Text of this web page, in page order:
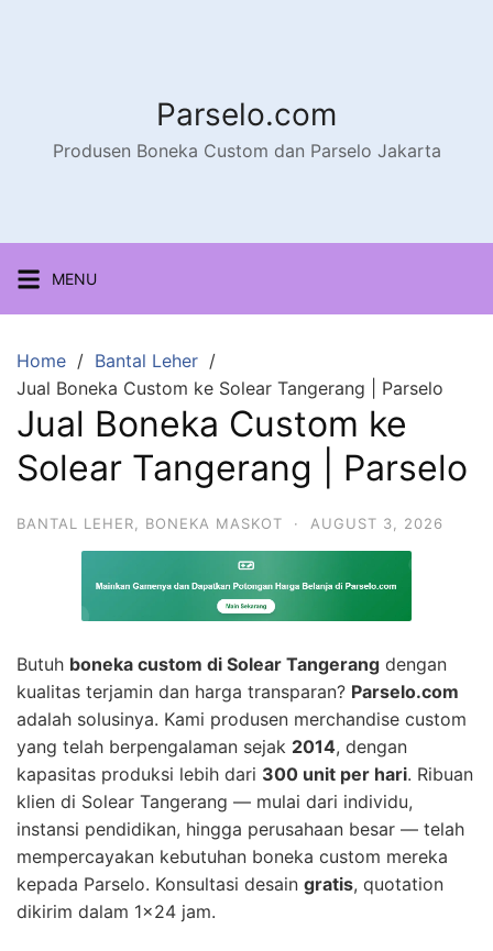
Parselo.com
Produsen Boneka Custom dan Parselo Jakarta
MENU
Home
Bantal Leher
Jual Boneka Custom ke Solear Tangerang | Parselo
Jual Boneka Custom ke
Solear Tangerang | Parselo
BANTAL LEHER BONEKA MASKOT · AUGUST 3, 2026
Butuh boneka custom di Solear Tangerang dengan
kualitas terjamin dan harga transparan? Parselo.com
adalah solusinya. Kami produsen merchandise custom
yang telah berpengalaman sejak 2014, dengan
kapasitas produksi lebih dari 300 unit per hari. Ribuan
klien di Solear Tangerang — mulai dari individu,
instansi pendidikan, hingga perusahaan besar — telah
mempercayakan kebutuhan boneka custom mereka
kepada Parselo. Konsultasi desain gratis, quotation
dikirim dalam 1×24 jam.